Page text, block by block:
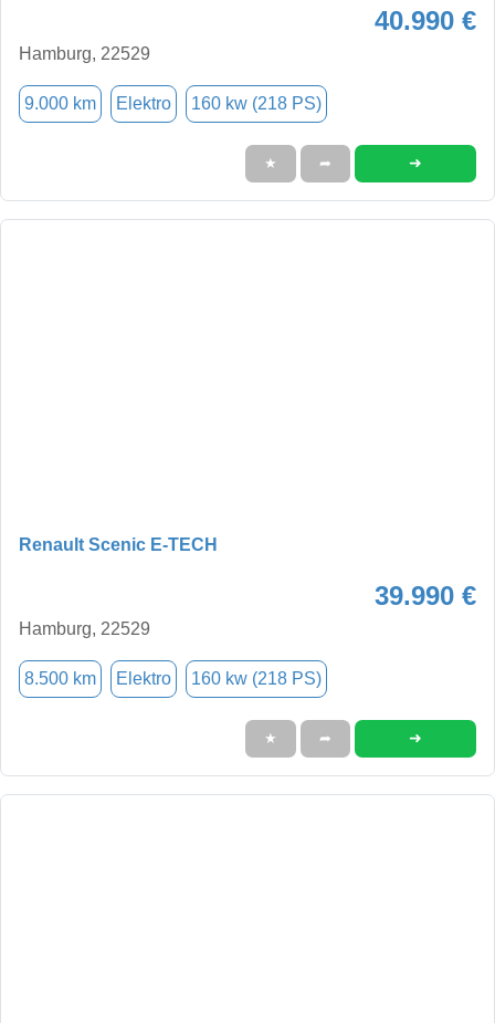
40.990 €
Hamburg, 22529
9.000 km Elektro 160 kw (218 PS)
★ ➦ ➜
Renault Scenic E-TECH
39.990 €
Hamburg, 22529
8.500 km Elektro 160 kw (218 PS)
★ ➦ ➜